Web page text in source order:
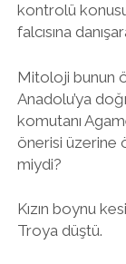
kontrolü
falcısına
Mitoloji bunun
Anadolu’ya
komutanı
önerisi üzerine
miydi?
Kızın boynu
Troya düştü.